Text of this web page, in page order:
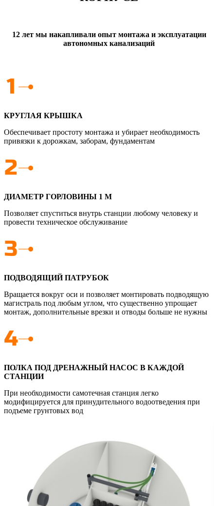
12 лет мы накапливали опыт монтажа и эксплуатации
автономных канализаций
КРУГЛАЯ КРЫШКА
Обеспечивает простоту монтажа и убирает необходимость
привязки к дорожкам, заборам, фундаментам
ДИАМЕТР ГОРЛОВИНЫ 1 М
Позволяет спуститься внутрь станции любому человеку и
провести техническое обслуживание
ПОДВОДЯЩИЙ ПАТРУБОК
Вращается вокруг оси и позволяет монтировать подводящую
магистраль под любым углом, что существенно упрощает
монтаж, дополнительные врезки и отводы больше не нужны
ПОЛКА ПОД ДРЕНАЖНЫЙ НАСОС В КАЖДОЙ
СТАНЦИИ
При необходимости самотечная станция легко
модифицируется для принудительного водоотведения при
подъеме грунтовых вод